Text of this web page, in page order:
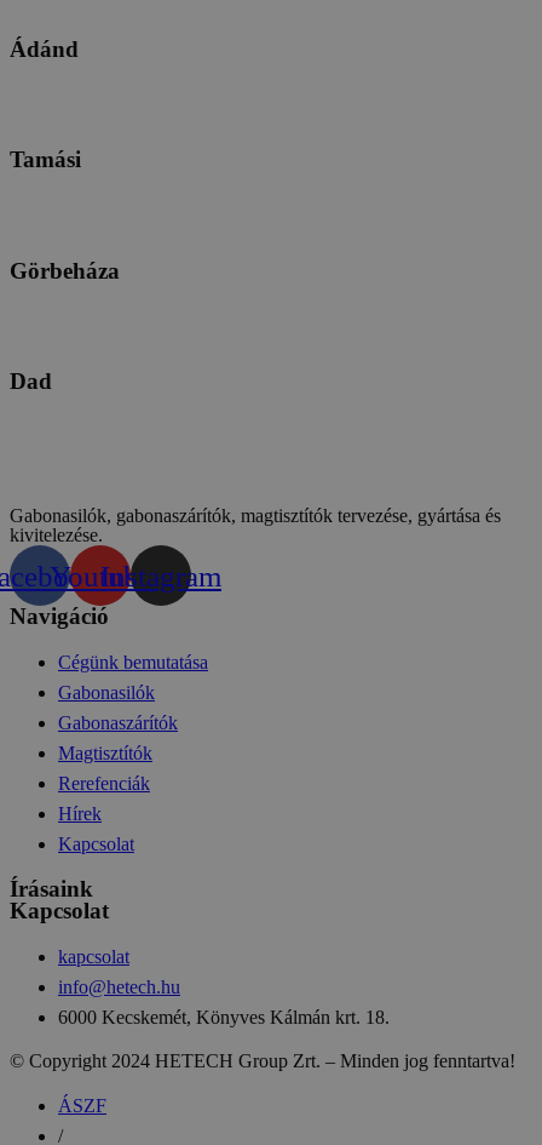
Ádánd
Tamási
Görbeháza
Dad
Gabonasilók, gabonaszárítók, magtisztítók tervezése, gyártása és
kivitelezése.
YoutubeInstagram
Navigáció
Cégünk bemutatása
Gabonasilók
Gabonaszárítók
Magtisztítók
Rerefenciák
Hírek
Kapcsolat
Írásaink
Kapcsolat
kapcsolat
info@hetech.hu
6000 Kecskemét, Könyves Kálmán krt. 18.
© Copyright 2024 HETECH Group Zrt. – Minden jog fenntartva!
ÁSZF
/